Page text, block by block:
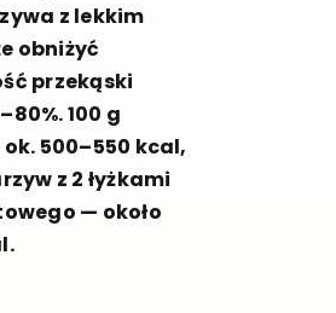
z lekkim
obniżyć
przekąski
100 g
500–550 kcal,
z 2 łyżkami
— około